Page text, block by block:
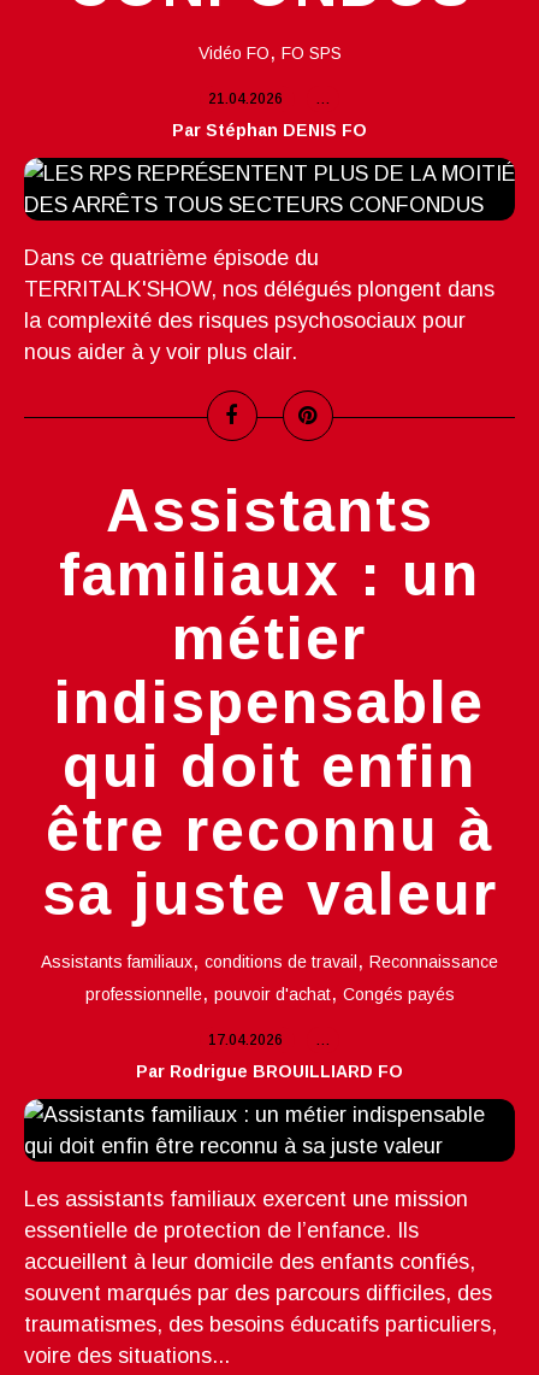
Vidéo FO, FO SPS
21.04.2026 …
Par Stéphan DENIS FO
Dans ce quatrième épisode du
TERRITALK'SHOW, nos délégués plongent dans
la complexité des risques psychosociaux pour
nous aider à y voir plus clair.
Assistants
familiaux : un
métier
indispensable
qui doit enfin
être reconnu à
sa juste valeur
Assistants familiaux, conditions de travail , Reconnaissance
professionnelle, pouvoir d'achat, Congés payés
17.04.2026 …
Par Rodrigue BROUILLIARD FO
Les assistants familiaux exercent une mission
essentielle de protection de l’enfance. Ils
accueillent à leur domicile des enfants confiés,
souvent marqués par des parcours difficiles, des
traumatismes, des besoins éducatifs particuliers,
voire des situations...